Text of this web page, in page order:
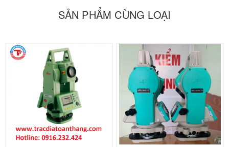
SẢN PHẨM CÙNG LOẠI